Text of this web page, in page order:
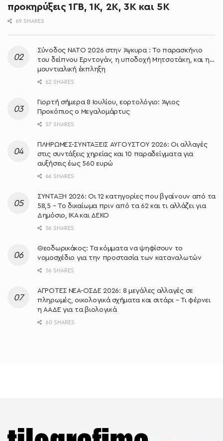
προκηρύξεις 1ΓΒ, 1Κ, 2Κ, 3Κ και 5Κ
69 SHARES
Σύνοδος ΝΑΤΟ 2026 στην Άγκυρα : Το παρασκήνιο
του δείπνου Ερντογάν, η υποδοχή Μητσοτάκη, και η…
μουντιαλική έκπληξη
62 SHARES
Γιορτή σήμερα 8 Ιουλίου, εορτολόγιο: Άγιος
Προκόπιος ο Μεγαλομάρτυς
57 SHARES
ΠΛΗΡΩΜΕΣ-ΣΥΝΤΑΞΕΙΣ ΑΥΓΟΥΣΤΟΥ 2026: Οι αλλαγές
στις συντάξεις χηρείας και 10 παραδείγματα για
αυξήσεις έως 560 ευρώ
66 SHARES
ΣΥΝΤΑΞΗ 2026: Οι 12 κατηγορίες που βγαίνουν από τα
58,5 – Το δικαίωμα πριν από τα 62 και τι αλλάζει για
Δημόσιο, ΙΚΑ και ΔΕΚΟ
56 SHARES
Θεοδωρικάκος: Τα κόμματα να ψηφίσουν το
νομοσχέδιο για την προστασία των καταναλωτών
56 SHARES
ΑΓΡΟΤΕΣ ΝΕΑ-ΟΣΔΕ 2026: 8 μεγάλες αλλαγές σε
πληρωμές, οικολογικά σχήματα και σιτάρι – Τι φέρνει
η ΑΑΔΕ για τα βιολογικά
60 SHARES